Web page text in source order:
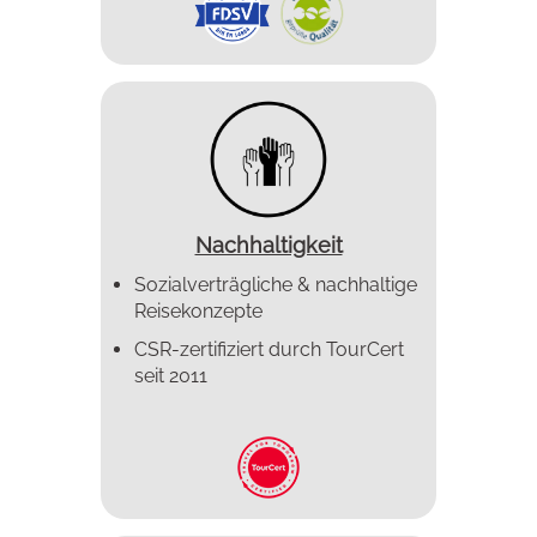
ausschließlich mit jungen Sprachreisenden zu lernen.
Entdecken Sie auf unseren Spanisch Sprachreisen
Nicaragua, ein großartiges Land.
Nachhaltigkeit
Sozialverträgliche & nachhaltige
Reisekonzepte
CSR-zertifiziert durch TourCert
seit 2011